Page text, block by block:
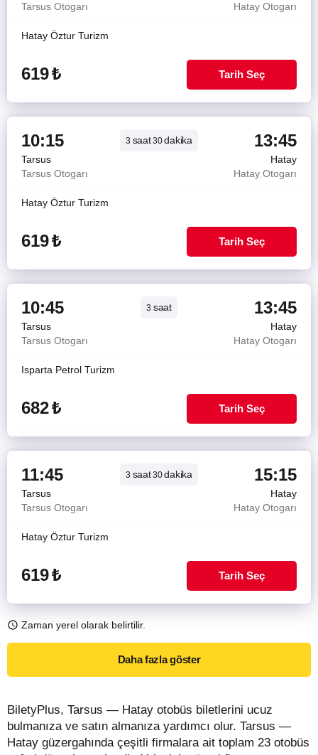
Tarsus Otogarı
Hatay Otogarı
Hatay Öztur Turizm
619₺ Tarih Seç
10:15 3 saat30dakika 13:45
Tarsus
Hatay
Tarsus Otogarı
Hatay Otogarı
Hatay Öztur Turizm
619₺ Tarih Seç
10:45 3 saat 13:45
Tarsus
Hatay
Tarsus Otogarı
Hatay Otogarı
Isparta Petrol Turizm
682₺ Tarih Seç
11:45 3 saat30dakika 15:15
Tarsus
Hatay
Tarsus Otogarı
Hatay Otogarı
Hatay Öztur Turizm
619₺ Tarih Seç
Zaman yerel olarak belirtilir.
Daha fazla göster
BiletyPlus, Tarsus — Hatay otobüs biletlerini ucuz
bulmanıza ve satın almanıza yardımcı olur. Tarsus —
Hatay güzergahında çeşitli firmalara ait toplam 23 otobüs